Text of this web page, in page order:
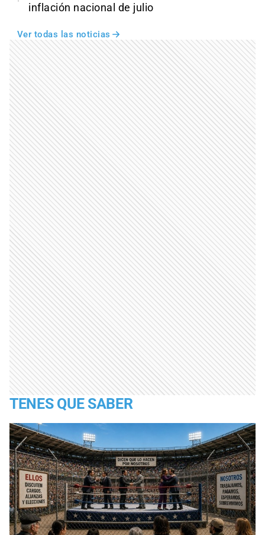
inflación nacional de julio
Ver todas las noticias
TENES QUE SABER